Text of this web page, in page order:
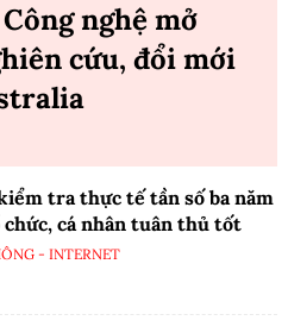
nghệ mở
cứu, đổi mới
tra thực tế tần số ba năm
chức, cá nhân tuân thủ tốt
- INTERNET